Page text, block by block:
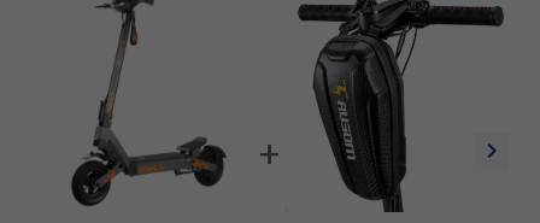
+ chevron_right